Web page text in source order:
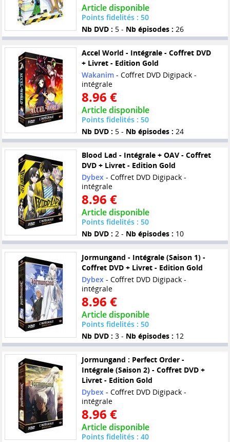
Article disponible
Points fidelités : 50
Nb DVD : 5 - Nb épisodes : 26
Accel World - Intégrale - Coffret DVD
+ Livret - Edition Gold
Wakanim- Coffret DVD Digipack -
intégrale
8.96 €
Article disponible
Points fidelités : 50
Nb DVD : 5 - Nb épisodes : 24
Blood Lad - Intégrale + OAV - Coffret
DVD + Livret - Edition Gold
Dybex- Coffret DVD Digipack -
intégrale
8.96 €
Article disponible
Points fidelités : 50
Nb DVD : 2 - Nb épisodes : 10
Jormungand - Intégrale (Saison 1) -
Coffret DVD + Livret - Edition Gold
Dybex- Coffret DVD Digipack -
intégrale
8.96 €
Article disponible
Points fidelités : 50
Nb DVD : 3 - Nb épisodes : 12
Jormungand : Perfect Order -
Intégrale (Saison 2) - Coffret DVD +
Livret - Edition Gold
Dybex- Coffret DVD Digipack -
intégrale
8.96 €
Article disponible
Points fidelités : 40